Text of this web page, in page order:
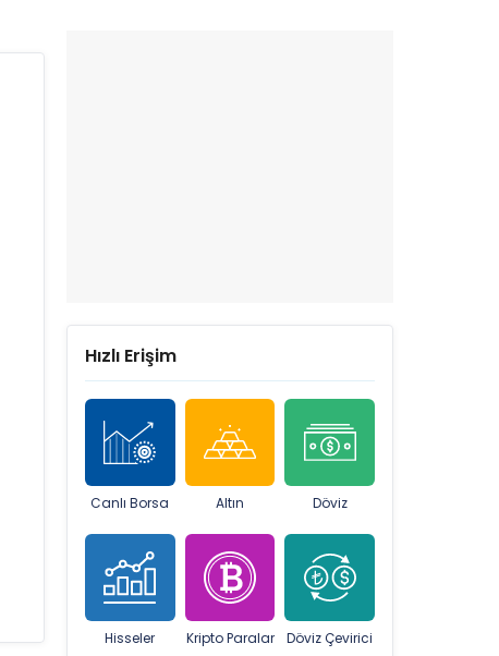
Hızlı Erişim
Canlı Borsa Altın Döviz
Hisseler Kripto Paralar Döviz Çevirici